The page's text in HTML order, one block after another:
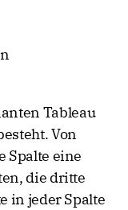
Tableau
Von
Spalte eine
die dritte
in jeder Spalte